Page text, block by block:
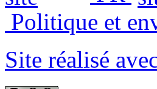
Politique et
Site réalisé